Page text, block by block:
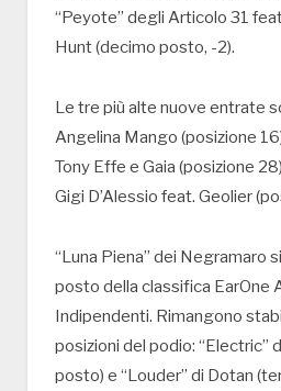
“Peyote” degli Articolo 31
Hunt (decimo posto, -2).
Le tre più alte nuove entrate
Angelina Mango (posizione
Tony Effe e Gaia (posizione
Gigi D’Alessio feat. Geolier
“Luna Piena” dei Negramaro
posto della classifica EarOne
Indipendenti. Rimangono
posizioni del podio: “Electric”
posto) e “Louder” di Dotan